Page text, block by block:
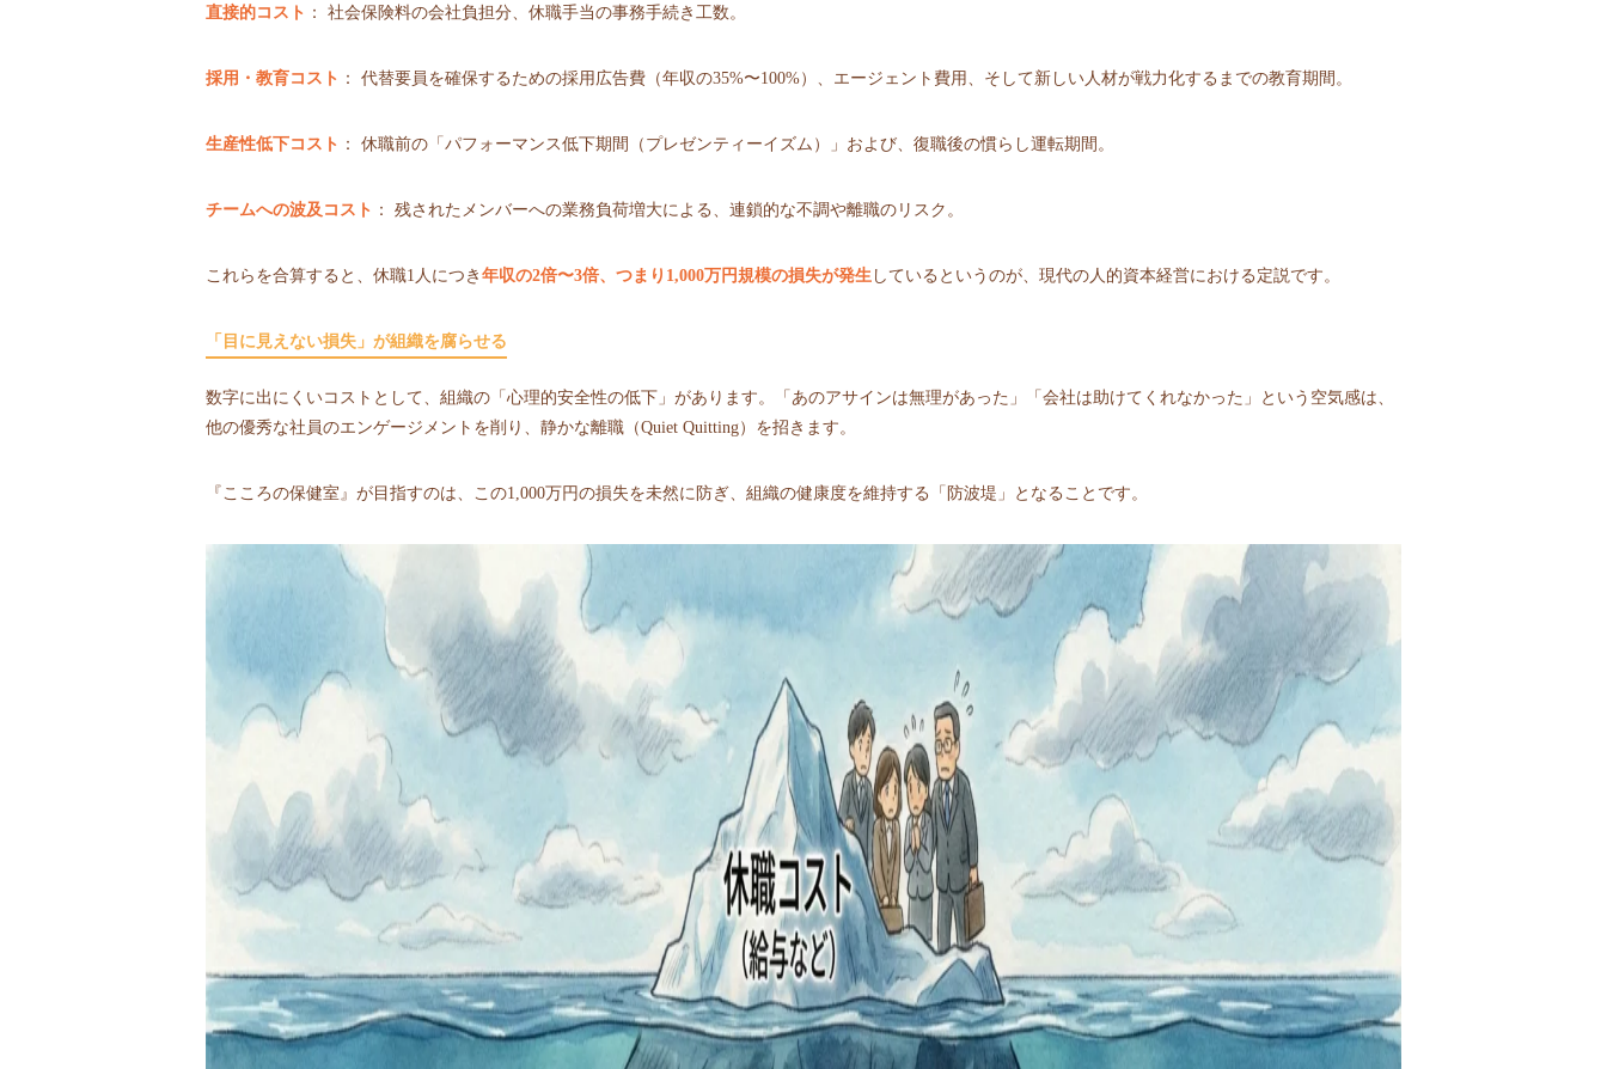
直接的コスト ： 社会保険料の会社負担分、休職手当の事務手続き工数。
採用・教育コスト ： 代替要員を確保するための採用広告費（年収の35%〜100%）、エージェント費用、そして新しい人材が戦力化するまでの教育期間。
生産性低下コスト ： 休職前の「パフォーマンス低下期間（プレゼンティーイズム）」および、復職後の慣らし運転期間。
チームへの波及コスト ： 残されたメンバーへの業務負荷増大による、連鎖的な不調や離職のリスク。
これらを合算すると、休職1人につき 年収の2倍〜3倍、つまり1,000万円規模の損失が発生 しているというのが、現代の人的資本経営における定説です。
「目に見えない損失」が組織を腐らせる
数字に出にくいコストとして、組織の「心理的安全性の低下」があります。「あのアサインは無理があった」「会社は助けてくれなかった」という空気感は、
他の優秀な社員のエンゲージメントを削り、静かな離職（Quiet Quitting）を招きます。
『こころの保健室』が目指すのは、この1,000万円の損失を未然に防ぎ、組織の健康度を維持する「防波堤」となることです。